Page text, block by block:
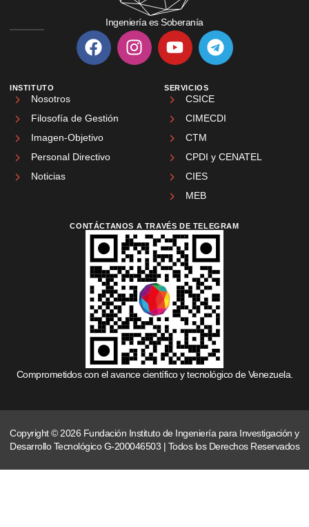
Ingeniería es Soberanía
INSTITUTO
Nosotros
Filosofía de Gestión
Imagen-Objetivo
Personal Directivo
Noticias
SERVICIOS
CSICE
CIMECDI
CTM
CPDI y CENATEL
CIES
MEB
CONTÁCTANOS A TRAVÉS DE TELEGRAM
Comprometidos con el avance científico y tecnológico de Venezuela.
Copyright © 2026 Fundación Instituto de Ingeniería para Investigación y
Desarrollo Tecnológico G-200046503 | Todos los Derechos Reservados